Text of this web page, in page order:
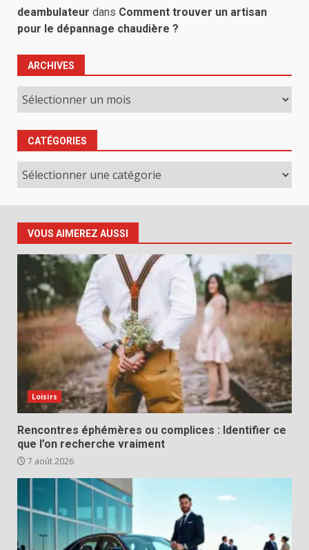
deambulateur dans Comment trouver un artisan
pour le dépannage chaudière ?
ARCHIVES
Archives
CATÉGORIES
Catégories
VOUS AIMEREZ AUSSI
Loisirs
Rencontres éphémères ou complices : Identifier ce
que l’on recherche vraiment
7 août 2026